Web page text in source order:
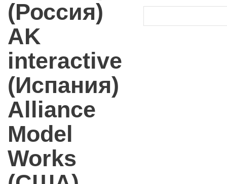
(Россия)
AK
interactive
(Испания)
Alliance
Model
Works